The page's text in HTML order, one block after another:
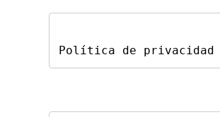
Política de privacidad